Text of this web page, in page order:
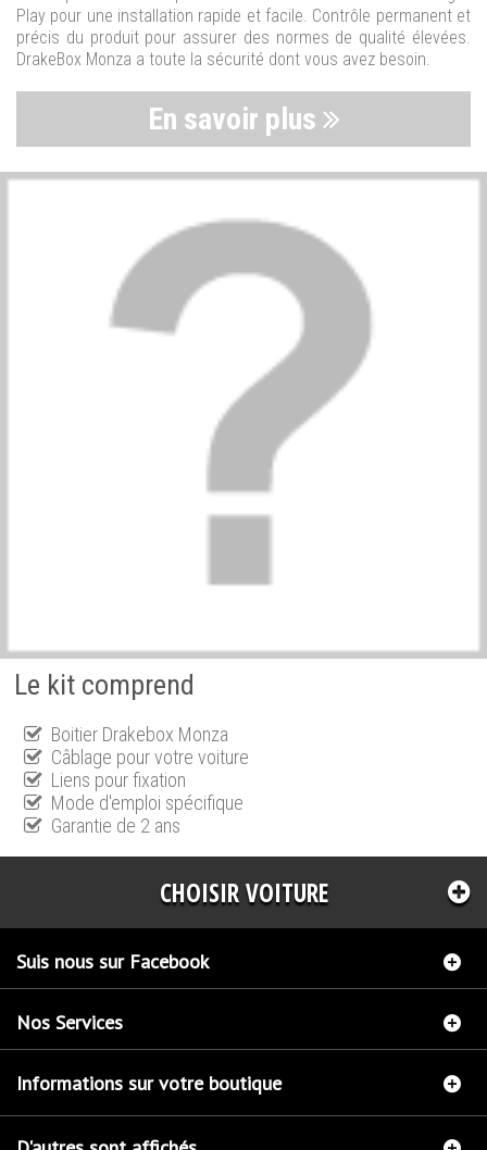
Play pour une installation rapide et facile. Contrôle permanent et
précis du produit pour assurer des normes de qualité élevées.
DrakeBox Monza a toute la sécurité dont vous avez besoin.
En savoir plus
Le kit comprend
Boitier Drakebox Monza
Câblage pour votre voiture
Liens pour fixation
Mode d'emploi spécifique
Garantie de 2 ans
CHOISIR VOITURE
Suis nous sur Facebook
Nos Services
Informations sur votre boutique